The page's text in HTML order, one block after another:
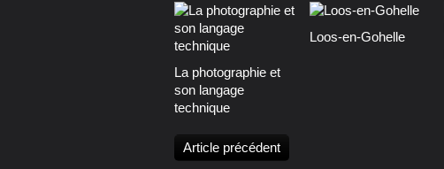
La photographie et
son langage
technique
Loos-en-Gohelle
Article précédent